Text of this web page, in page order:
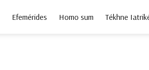
Efemérides Homo sum Tékhne